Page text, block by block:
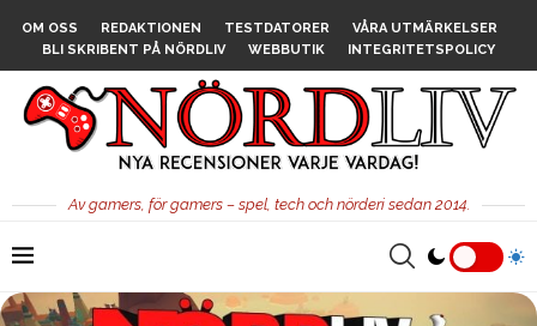
OM OSS REDAKTIONEN TESTDATORER
VÅRA UTMÄRKELSER
BLI SKRIBENT PÅ NÖRDLIV
WEBBUTIK INTEGRITETSPOLICY
Av gamers, för gamers – spel, tech och nörderi sedan 2014.